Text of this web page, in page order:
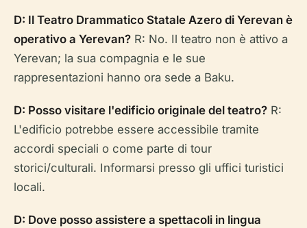
D: Il Teatro Drammatico Statale Azero di Yerevan è
operativo a Yerevan? R: No. Il teatro non è attivo a
Yerevan; la sua compagnia e le sue
rappresentazioni hanno ora sede a Baku.
D: Posso visitare l'edificio originale del teatro? R:
L'edificio potrebbe essere accessibile tramite
accordi speciali o come parte di tour
storici/culturali. Informarsi presso gli uffici turistici
locali.
D: Dove posso assistere a spettacoli in lingua